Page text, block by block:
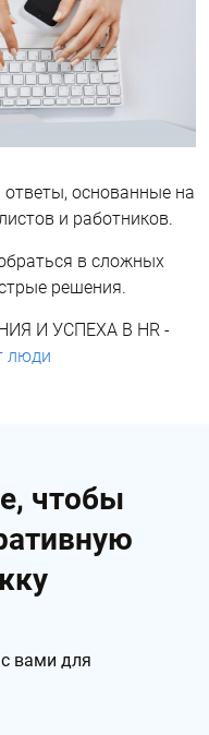
основанные на
и работников.
в сложных
решения.
И УСПЕХА В HR -
люди
чтобы
вами для